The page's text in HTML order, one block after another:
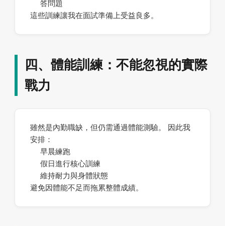
答問題
這些訓練讓我在面試準備上受益良多。
四、體能訓練：不能忽視的實際
戰力
雖然是內勤職缺，但仍需通過體能測驗。 因此我
安排：
早晨練跑
假日進行核心訓練
維持耐力與身體狀態
避免因體能不足而拖累整體成績。